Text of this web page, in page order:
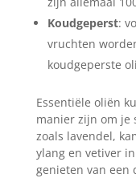
Koudgeperst:
vruchten
koudgeperste
Essentiële oliën
manier zijn om je
zoals lavendel,
ylang en vetiver
genieten van een